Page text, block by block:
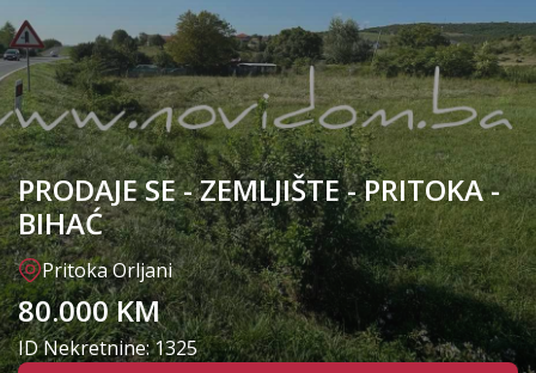
PRODAJE SE - ZEMLJIŠTE - PRITOKA -
BIHAĆ
Pritoka Orljani
80.000 KM
ID Nekretnine: 1325